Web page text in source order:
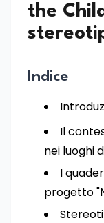
the
Indice
Il
nei luoghi
I
progetto